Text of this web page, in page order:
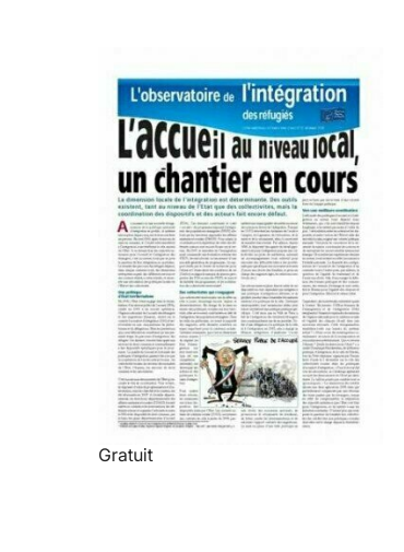
Gratuit